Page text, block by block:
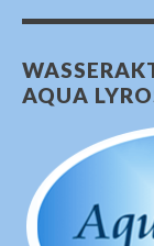
AQUA